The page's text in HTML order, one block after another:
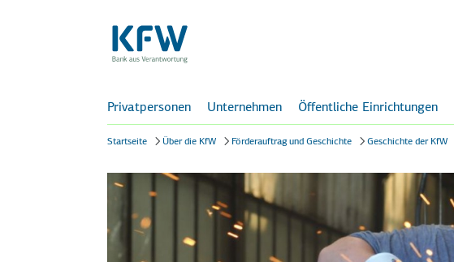
Privatpersonen Unternehmen Öffentliche Einrichtungen
Startseite Über die KfW Förderauftrag und Geschichte Geschichte der KfW